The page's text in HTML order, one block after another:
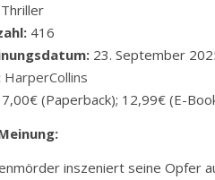
Thriller
416
23. September
HarperCollins
(Paperback); 12,99€ (E-
inszeniert seine Opfer